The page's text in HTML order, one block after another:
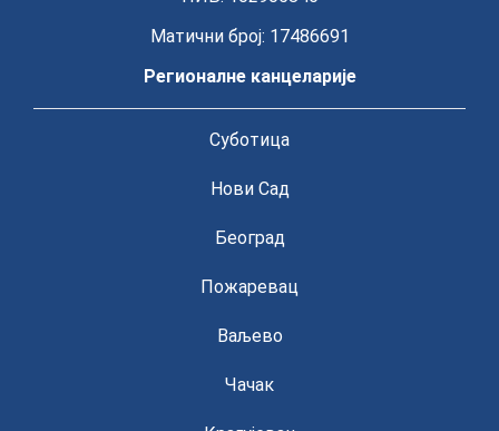
Матични број: 17486691
Регионалне канцеларије
Суботица
Нови Сад
Београд
Пожаревац
Ваљево
Чачак